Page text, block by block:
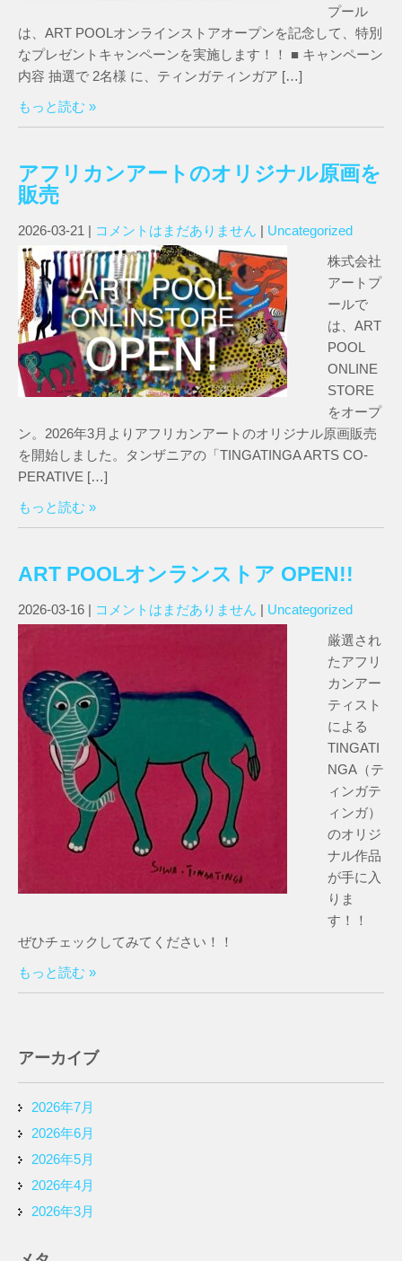
プール
は、ART POOLオンラインストアオープンを記念して、特別
なプレゼントキャンペーンを実施します！！ ■ キャンペーン
内容 抽選で 2名様 に、ティンガティンガア […]
もっと読む »
アフリカンアートのオリジナル原画を
販売
2026-03-21 | コメントはまだありません | Uncategorized
株式会社
アートプ
ールで
は、ART
POOL
ONLINE
STORE
をオープ
ン。2026年3月よりアフリカンアートのオリジナル原画販売
を開始しました。タンザニアの「TINGATINGA ARTS CO-
PERATIVE […]
もっと読む »
ART POOLオンランストア OPEN!!
2026-03-16 | コメントはまだありません | Uncategorized
厳選され
たアフリ
カンアー
ティスト
による
TINGATI
NGA（テ
ィンガテ
ィンガ）
のオリジ
ナル作品
が手に入
りま
す！！
ぜひチェックしてみてください！！
もっと読む »
アーカイブ
2026年7月
2026年6月
2026年5月
2026年4月
2026年3月